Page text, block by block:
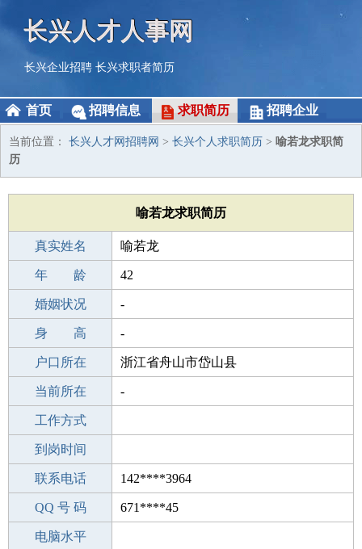
长兴人才人事网
长兴企业招聘 长兴求职者简历
首页 招聘信息 求职简历 招聘企业
当前位置： 长兴人才网招聘网 > 长兴个人求职简历 > 喻若龙求职简
历
喻若龙求职简历
真实姓名 喻若龙
性 别 男
年 龄 42
出生年月 1984-02-04
婚姻状况 -
学 历 高中
身 高 -
毕业学校 南平茶平中学
户口所在 浙江省舟山市岱山县
所学专业 -
当前所在 -
工作经验
工作方式
驾 照
到岗时间
期望月薪
联系电话 142****3964
手机号码 142****3964
QQ 号 码 671****45
微信号码
电脑水平